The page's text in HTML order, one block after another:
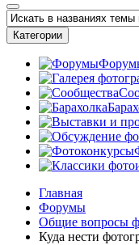
Категории
Главная
Форумы
Общие вопросы
Куда нести